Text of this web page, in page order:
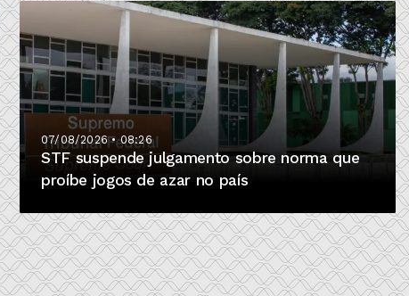
07/08/2026 • 08:26
STF suspende julgamento sobre norma que
proíbe jogos de azar no país